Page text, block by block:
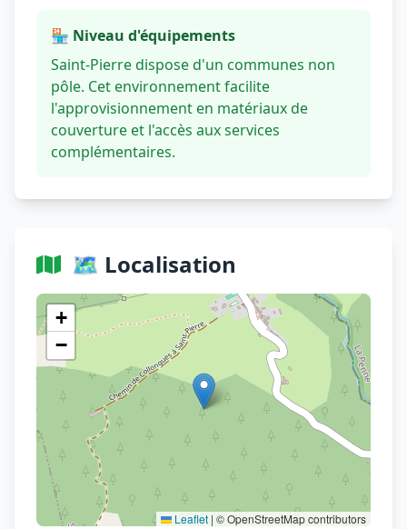
🏪 Niveau d'équipements
Saint-Pierre dispose d'un communes non
pôle. Cet environnement facilite
l'approvisionnement en matériaux de
couverture et l'accès aux services
complémentaires.
🗺️ Localisation
+
−
Leaflet | © OpenStreetMap contributors
Voir sur OpenStreetMap